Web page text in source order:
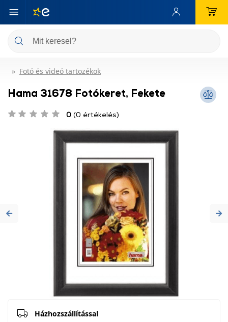
Fotó és videó tartozékok
Hama 31678 Fotókeret, Fekete
0 (0 értékelés)
Previous
Házhozszállítással